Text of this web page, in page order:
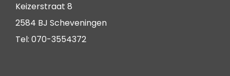
Keizerstraat 8
2584 BJ Scheveningen
Tel: 070-3554372